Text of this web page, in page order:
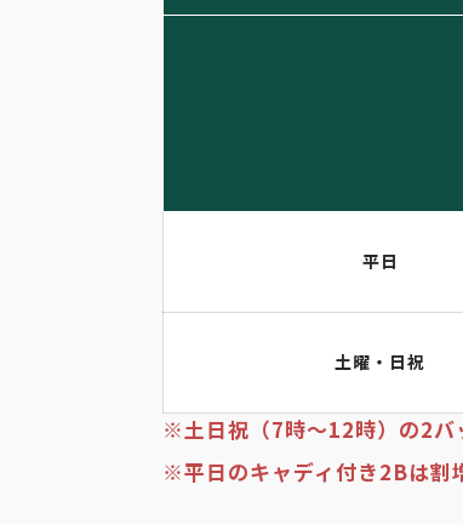
平日
土曜・日祝
※土日祝（7時～12時）の2バ
※平日のキャディ付き2Bは割